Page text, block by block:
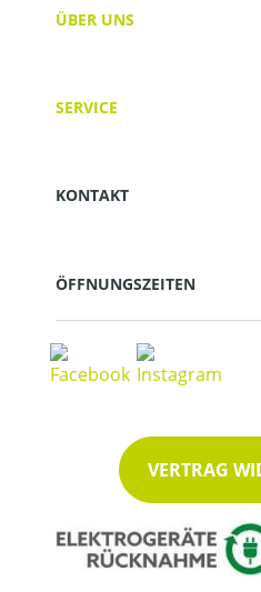
ÜBER UNS
SERVICE
KONTAKT
ÖFFNUNGSZEITEN
VERTRAG